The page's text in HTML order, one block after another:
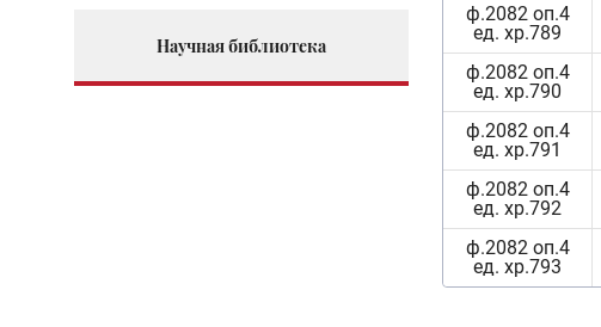
Научная библиотека
ф.2082 оп.4
ед. хр.789
ф.2082 оп.4
ед. хр.790
ф.2082 оп.4
ед. хр.791
ф.2082 оп.4
ед. хр.792
ф.2082 оп.4
ед. хр.793